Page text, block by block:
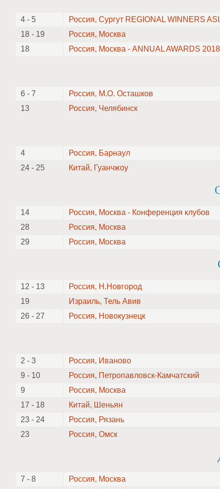
4 - 5
Россия, Сургут REGIONAL WINNERS
18 - 19
Россия, Москва
18
Россия, Москва - ANNUAL AWARDS 2018
6 - 7
Россия, М.О. Осташков
13
Россия, Челябинск
4
Россия, Барнаул
24 - 25
Китай, Гуанчжоу
14
Россия, Москва - Конференция клубов
28
Россия, Москва
29
Россия, Москва
12 - 13
Россия, Н.Новгород
19
Израиль, Тель Авив
26 - 27
Россия, Новокузнецк
2 - 3
Россия, Иваново
9 - 10
Россия, Петропавловск-Камчатский
9
Россия, Москва
17 - 18
Китай, Шеньян
23 - 24
Россия, Рязань
23
Россия, Омск
7 - 8
Россия, Москва